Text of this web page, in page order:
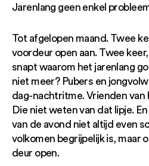
Jarenlang geen enkel
Tot afgelopen maand. Twee
voordeur open aan. Twee
snapt waarom het jarenlang
niet meer? Pubers en
dag-nachtritme. Vrienden van
Die niet weten van dat lipje.
van de avond niet altijd even
volkomen begrijpelijk is, maar
deur open.